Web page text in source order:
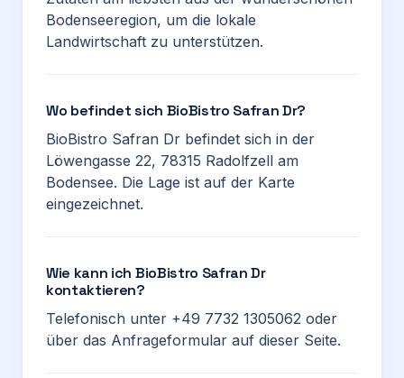
Bodenseeregion, um die lokale
Landwirtschaft zu unterstützen.
Wo befindet sich BioBistro Safran Dr?
BioBistro Safran Dr befindet sich in der
Löwengasse 22, 78315 Radolfzell am
Bodensee. Die Lage ist auf der Karte
eingezeichnet.
Wie kann ich BioBistro Safran Dr
kontaktieren?
Telefonisch unter +49 7732 1305062 oder
über das Anfrageformular auf dieser Seite.